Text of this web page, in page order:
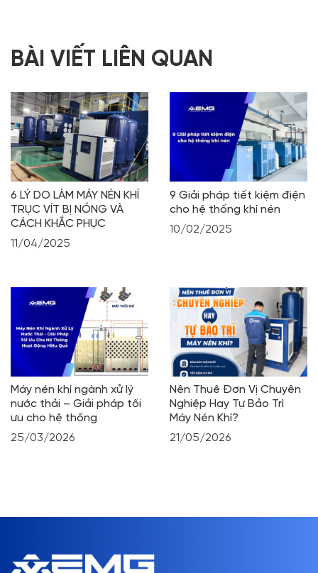
BÀI VIẾT LIÊN QUAN
6 LÝ DO LÀM MÁY NÉN KHÍ
TRỤC VÍT BỊ NÓNG VÀ
CÁCH KHẮC PHỤC
11/04/2025
9 Giải pháp tiết kiệm điện
cho hệ thống khí nén
10/02/2025
Máy nén khí ngành xử lý
nước thải – Giải pháp tối
ưu cho hệ thống
25/03/2026
Nên Thuê Đơn Vị Chuyên
Nghiệp Hay Tự Bảo Trì
Máy Nén Khí?
21/05/2026